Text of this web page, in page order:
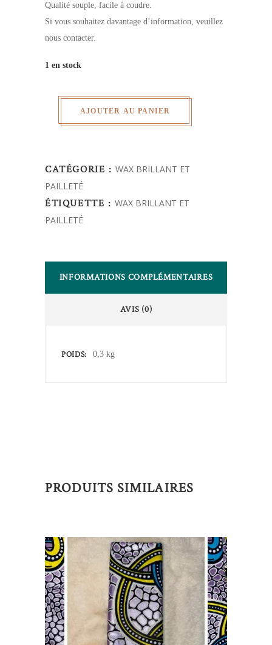
Qualité souple, facile à coudre.
Si vous souhaitez davantage d’information, veuillez
nous contacter.
1 en stock
AJOUTER AU PANIER
CATÉGORIE :WAX BRILLANT ET
PAILLETÉ
ÉTIQUETTE :WAX BRILLANT ET
PAILLETÉ
INFORMATIONS COMPLÉMENTAIRES
AVIS (0)
POIDS 0,3 kg
PRODUITS SIMILAIRES
AJOUTER AU PANIER